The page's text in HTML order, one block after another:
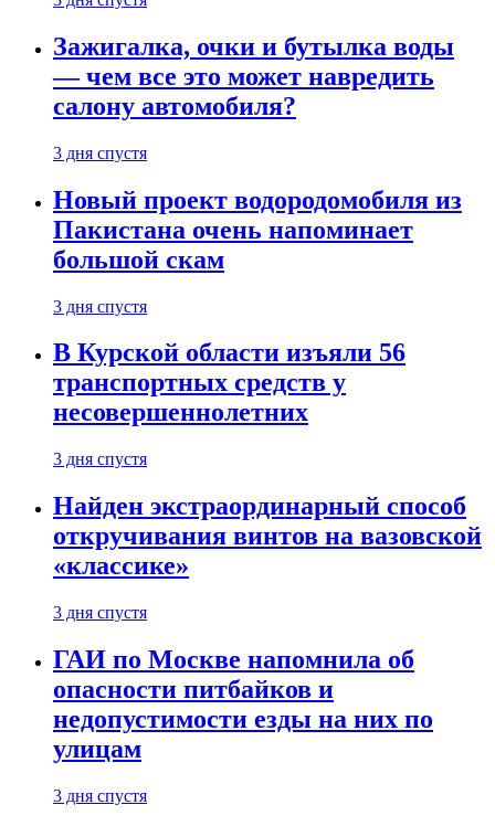
Зажигалка, очки и бутылка воды
— чем все это может навредить
салону автомобиля?
3 дня спустя
Новый проект водородомобиля из
Пакистана очень напоминает
большой скам
3 дня спустя
В Курской области изъяли 56
транспортных средств у
несовершеннолетних
3 дня спустя
Найден экстраординарный способ
откручивания винтов на вазовской
«классике»
3 дня спустя
ГАИ по Москве напомнила об
опасности питбайков и
недопустимости езды на них по
улицам
3 дня спустя